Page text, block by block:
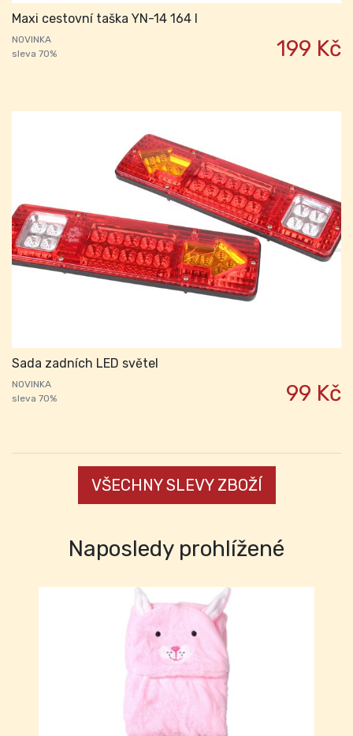
Maxi cestovní taška YN-14 164 l
NOVINKA
sleva 70%
199 Kč
Sada zadních LED světel
NOVINKA
sleva 70%
99 Kč
VŠECHNY SLEVY ZBOŽÍ
Naposledy prohlížené